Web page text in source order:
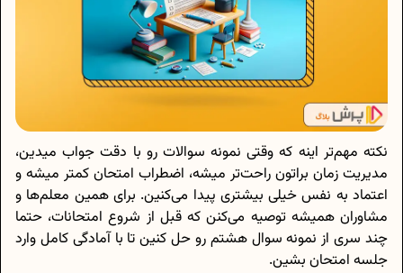
نکته مهم‌تر اینه که وقتی نمونه سوالات رو با دقت جواب میدین،
مدیریت زمان براتون راحت‌تر میشه، اضطراب امتحان کمتر میشه و
اعتماد به نفس خیلی بیشتری پیدا می‌کنین. برای همین معلم‌ها و
مشاوران همیشه توصیه می‌کنن که قبل از شروع امتحانات، حتما
چند سری از نمونه سوال هشتم رو حل کنین تا با آمادگی کامل وارد
جلسه امتحان بشین.